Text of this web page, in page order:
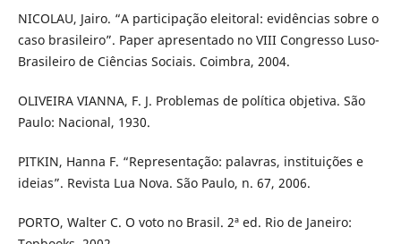
NICOLAU, Jairo. “A participação eleitoral: evidências sobre o
caso brasileiro”. Paper apresentado no VIII Congresso Luso-
Brasileiro de Ciências Sociais. Coimbra, 2004.
OLIVEIRA VIANNA, F. J. Problemas de política objetiva. São
Paulo: Nacional, 1930.
PITKIN, Hanna F. “Representação: palavras, instituições e
ideias”. Revista Lua Nova. São Paulo, n. 67, 2006.
PORTO, Walter C. O voto no Brasil. 2ª ed. Rio de Janeiro: